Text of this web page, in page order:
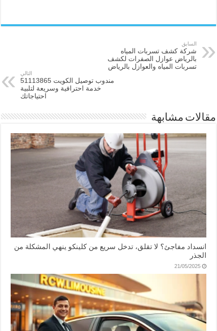
السابق
شركة كشف تسربات المياه
بالرياض عوازل الصفرات لكشف
تسربات المياه والعوازل بالرياض
التالي
مندوب توصيل الكويت 51113865
خدمة احترافية وسريعة لتلبية
احتياجاتك
مقالات مشابهة
انسداد مفاجئ؟ لا تقلق، تدخل سريع من كلينكو ينهي المشكلة من
الجذر
21/05/2025